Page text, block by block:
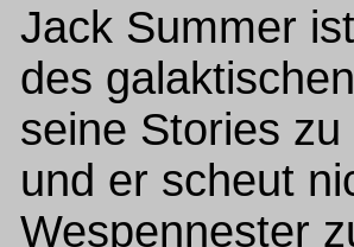
Jack Summer
des
seine Stories
und er scheut
Wespennester